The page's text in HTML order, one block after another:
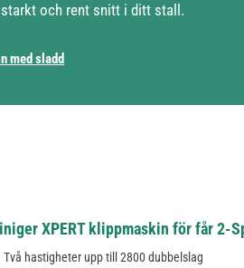
och rent snitt i ditt stall.
med sladd
XPERT klippmaskin för får 2-
Två hastigheter upp till 2800 dubbelslag